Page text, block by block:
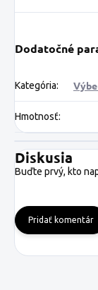
Dodatočné
Kategória:
Hmotnosť:
Diskusia
Buďte prvý, kto
Pridať komentár